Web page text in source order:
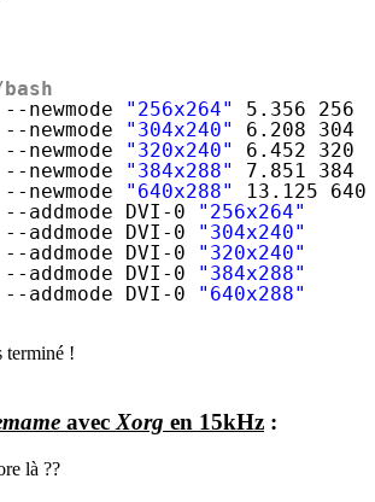
newmode
"256x264"
5.356 256
newmode
"304x240"
6.208 304
newmode
"320x240"
6.452 320
newmode
"384x288"
7.851 384
newmode
"640x288"
13.125
addmode DVI-0
"256x264"
addmode DVI-0
"304x240"
addmode DVI-0
"320x240"
addmode DVI-0
"384x288"
addmode DVI-0
"640x288"
terminé !
avec Xorg en 15kHz :
là ??